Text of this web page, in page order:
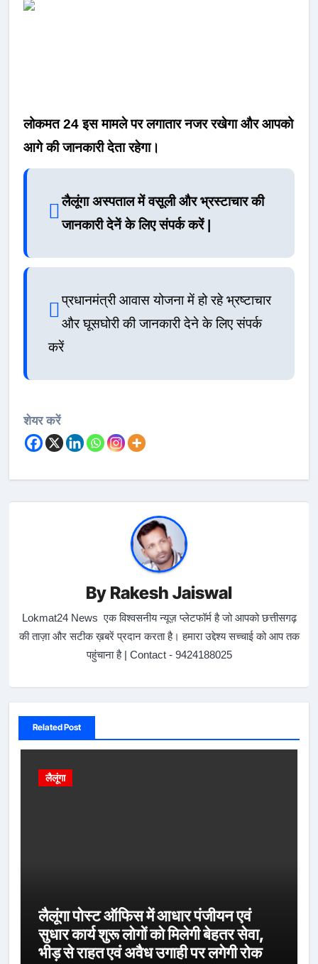
लोकमत 24 इस मामले पर लगातार नजर रखेगा और आपको
आगे की जानकारी देता रहेगा।
लैलूंगा अस्पताल में वसूली और भ्रस्टाचार की
जानकारी देनें के लिए संपर्क करें |
प्रधानमंत्री आवास योजना में हो रहे भ्रष्टाचार
और घूसघोरी की जानकारी देने के लिए संपर्क
करें
शेयर करें
By Rakesh Jaiswal
Lokmat24 News एक विश्वसनीय न्यूज़ प्लेटफॉर्म है जो आपको छत्तीसगढ़
की ताज़ा और सटीक ख़बरें प्रदान करता है। हमारा उद्देश्य सच्चाई को आप तक
पहुंचाना है | Contact - 9424188025
Related Post
लैलूंगा
लैलूंगा पोस्ट ऑफिस में आधार पंजीयन एवं
सुधार कार्य शुरू लोगों को मिलेगी बेहतर सेवा,
भीड़ से राहत एवं अवैध उगाही पर लगेगी रोक